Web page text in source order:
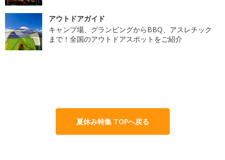
アウトドアガイド
キャンプ場、グランピングからBBQ、アスレチック
まで！全国のアウトドアスポットをご紹介
夏休み特集 TOPへ戻る